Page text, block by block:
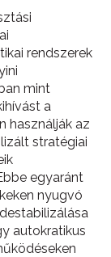
rendszerek
mint
a
használják az
stratégiai
egyaránt
nyugvó
autokratikus